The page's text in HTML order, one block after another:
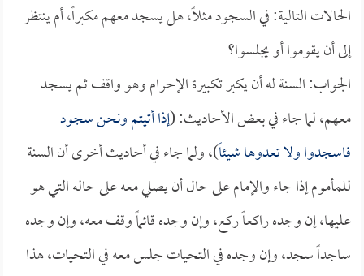
الحالات التالية: في السجود مثلاً، هل يسجد معهم مكبراً، أم ينتظر
إلى أن يقوموا أو يجلسوا؟
الجواب: السنة له أن يكبر تكبيرة الإحرام وهو واقف ثم يسجد
معهم، لما جاء في بعض الأحاديث: (إذا أتيتم ونحن سجود
فاسجدوا ولا تعدوها شيئاً)، ولما جاء في أحاديث أخرى أن السنة
للمأموم إذا جاء والإمام على حال أن يصلي معه على حاله التي هو
عليها، إن وجده راكعاً ركع، وإن وجده قائماً وقف معه، وإن وجده
ساجداً سجد، وإن وجده في التحيات جلس معه في التحيات، هذا